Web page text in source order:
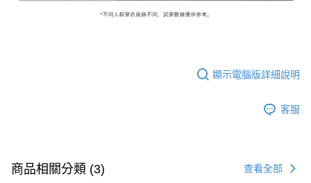
顯示電腦版詳細說明
客服
商品相關分類 (3) 查看全部